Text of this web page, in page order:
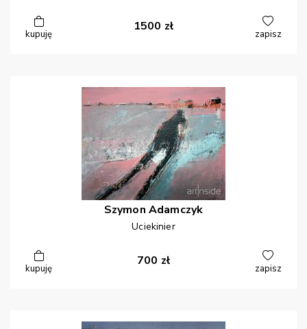
kupuję
1500 zł
zapisz
Szymon Adamczyk
Uciekinier
kupuję
700 zł
zapisz